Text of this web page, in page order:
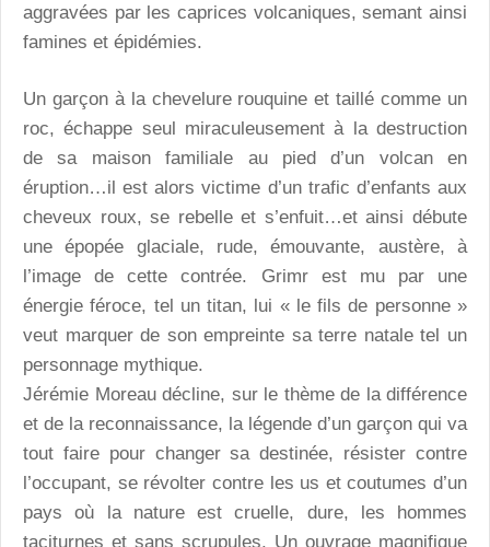
aggravées par les caprices volcaniques, semant ainsi
famines et épidémies.
Un garçon à la chevelure rouquine et taillé comme un
roc, échappe seul miraculeusement à la destruction
de sa maison familiale au pied d’un volcan en
éruption…il est alors victime d’un trafic d’enfants aux
cheveux roux, se rebelle et s’enfuit…et ainsi débute
une épopée glaciale, rude, émouvante, austère, à
l’image de cette contrée. Grimr est mu par une
énergie féroce, tel un titan, lui « le fils de personne »
veut marquer de son empreinte sa terre natale tel un
personnage mythique.
Jérémie Moreau décline, sur le thème de la différence
et de la reconnaissance, la légende d’un garçon qui va
tout faire pour changer sa destinée, résister contre
l’occupant, se révolter contre les us et coutumes d’un
pays où la nature est cruelle, dure, les hommes
taciturnes et sans scrupules. Un ouvrage magnifique